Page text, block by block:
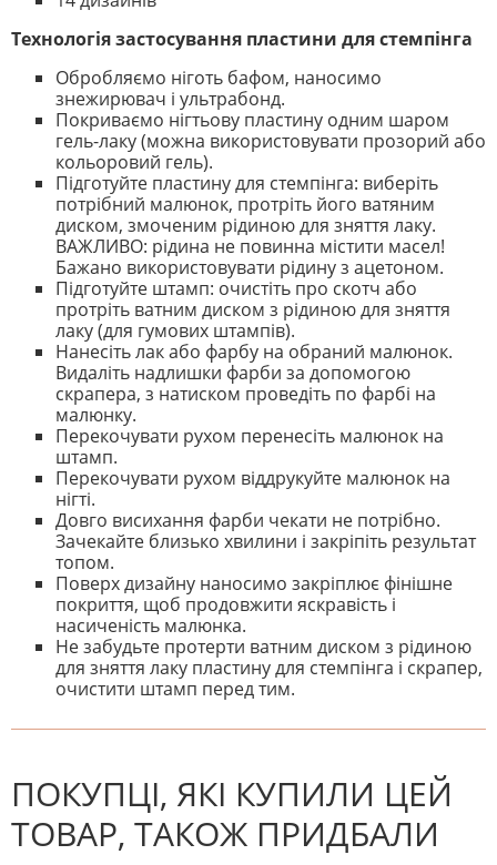
Технологія застосування пластини для стемпінга
Обробляємо ніготь бафом, наносимо
знежирювач і ультрабонд.
Покриваємо нігтьову пластину одним шаром
гель-лаку (можна використовувати прозорий або
кольоровий гель).
Підготуйте пластину для стемпінга: виберіть
потрібний малюнок, протріть його ватяним
диском, змоченим рідиною для зняття лаку.
ВАЖЛИВО: рідина не повинна містити масел!
Бажано використовувати рідину з ацетоном.
Підготуйте штамп: очистіть про скотч або
протріть ватним диском з рідиною для зняття
лаку (для гумових штампів).
Нанесіть лак або фарбу на обраний малюнок.
Видаліть надлишки фарби за допомогою
скрапера, з натиском проведіть по фарбі на
малюнку.
Перекочувати рухом перенесіть малюнок на
штамп.
Перекочувати рухом віддрукуйте малюнок на
нігті.
Довго висихання фарби чекати не потрібно.
Зачекайте близько хвилини і закріпіть результат
топом.
Поверх дизайну наносимо закріплює фінішне
покриття, щоб продовжити яскравість і
насиченість малюнка.
Не забудьте протерти ватним диском з рідиною
для зняття лаку пластину для стемпінга і скрапер,
очистити штамп перед тим.
На даний час немає відгуків. Ви
ПОКУПЦІ, ЯКІ КУПИЛИ ЦЕЙ
ТОВАР, ТАКОЖ ПРИДБАЛИ